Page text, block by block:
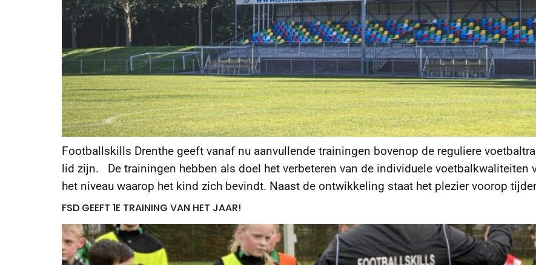
Footballskills Drenthe geeft vanaf nu aanvullende trainingen bovenop de reguliere
lid zijn. De trainingen hebben als doel het verbeteren van de individuele voetbalkwaliteiten
het niveau waarop het kind zich bevindt. Naast de ontwikkeling staat het plezier voorop
FSD GEEFT 1E TRAINING VAN HET JAAR!